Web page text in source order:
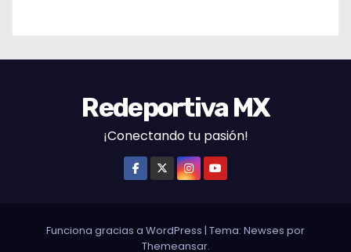
Redeportiva MX
¡Conectando tu pasión!
Funciona gracias a WordPress | Tema: Newses por
Themeansar.